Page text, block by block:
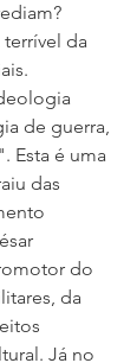
da
de guerra,
Esta é uma
das
do
da
Já no